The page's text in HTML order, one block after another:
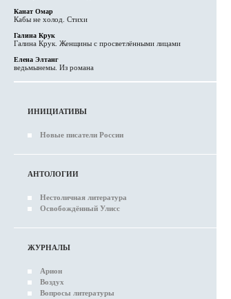
Канат Омар
Кабы не холод. Стихи
Галина Крук
Галина Крук. Женщины с просветлёнными лицами
Елена Элтанг
ведьмынемы. Из романа
ИНИЦИАТИВЫ
Новые писатели России
АНТОЛОГИИ
Нестоличная литература
Освобождённый Улисс
ЖУРНАЛЫ
Арион
Воздух
Вопросы литературы